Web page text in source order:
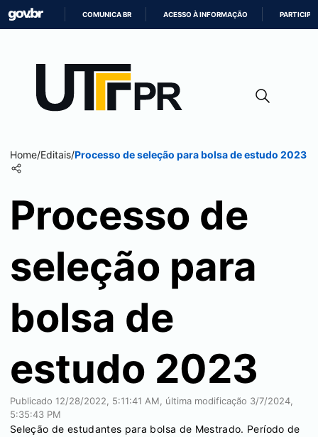
CONTEÚDO
COMUNICA BR ACESSO À INFORMAÇÃO PARTICIPE
Home/Editais/Processo de seleção para bolsa de estudo 2023
Processo de
seleção para
bolsa de
estudo 2023
Publicado 12/28/2022, 5:11:41 AM , última modificação 3/7/2024,
5:35:43 PM
Seleção de estudantes para bolsa de Mestrado. Período de